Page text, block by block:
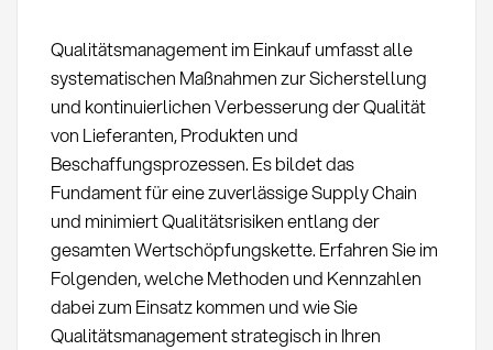
Qualitätsmanagement im Einkauf umfasst alle
systematischen Maßnahmen zur Sicherstellung
und kontinuierlichen Verbesserung der Qualität
von Lieferanten, Produkten und
Beschaffungsprozessen. Es bildet das
Fundament für eine zuverlässige Supply Chain
und minimiert Qualitätsrisiken entlang der
gesamten Wertschöpfungskette. Erfahren Sie im
Folgenden, welche Methoden und Kennzahlen
dabei zum Einsatz kommen und wie Sie
Qualitätsmanagement strategisch in Ihren